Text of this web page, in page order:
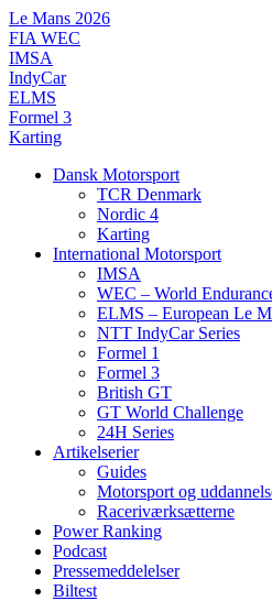
Videre
til
indhold
Le Mans 2026
FIA WEC
IMSA
IndyCar
ELMS
Formel 3
Karting
Dansk Motorsport
TCR Denmark
Nordic 4
Karting
International Motorsport
IMSA
WEC – World
ELMS – European Le
NTT IndyCar Series
Formel 1
Formel 3
British GT
GT World Challenge
24H Series
Artikelserier
Guides
Motorsport og
Raceriværksætterne
Power Ranking
Podcast
Pressemeddelelser
Biltest